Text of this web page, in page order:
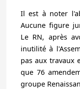
Il est à noter
Aucune figure
Le RN, après
inutilité à
pas aux travaux
que 76
groupe